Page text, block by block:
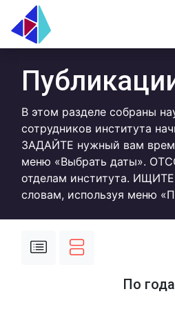
В этом разделе собраны
сотрудников института
ЗАДАЙТЕ нужный вам
меню «Выбрать даты».
отделам института.
словам, используя меню
По